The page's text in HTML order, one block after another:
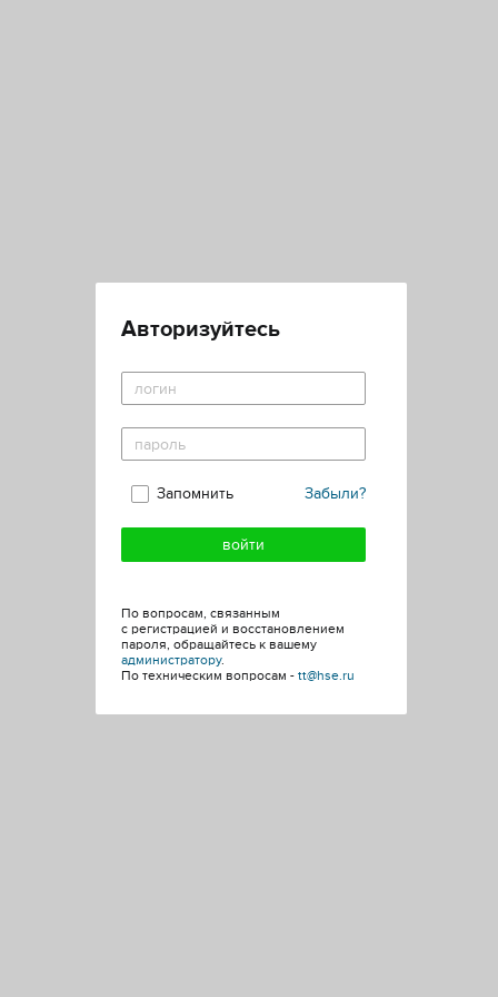
Авторизуйтесь
Забыли?
Запомнить
По вопросам, связанным
с регистрацией и восстановлением
пароля, обращайтесь к вашему
администратору.
По техническим вопросам - tt@hse.ru